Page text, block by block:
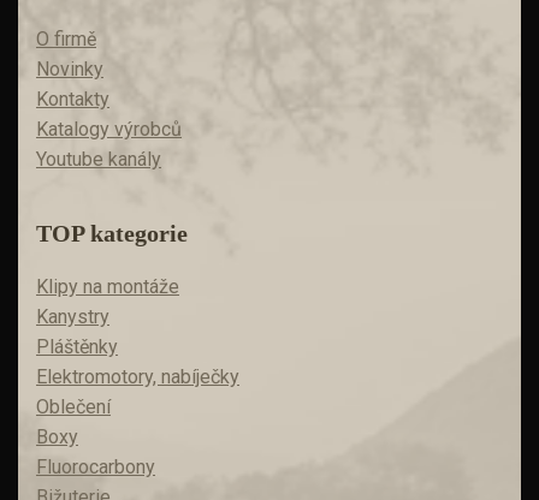
O firmě
Novinky
Kontakty
Katalogy výrobců
Youtube kanály
TOP kategorie
Klipy na montáže
Kanystry
Pláštěnky
Elektromotory, nabíječky
Oblečení
Boxy
Fluorocarbony